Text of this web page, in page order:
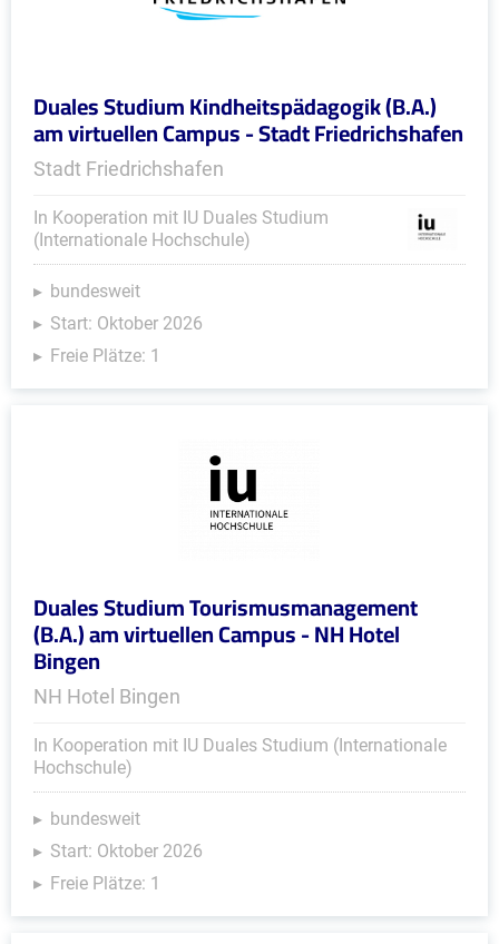
Duales Studium Kindheitspädagogik (B.A.)
am virtuellen Campus - Stadt Friedrichshafen
Stadt Friedrichshafen
In Kooperation mit IU Duales Studium
(Internationale Hochschule)
bundesweit
Start: Oktober 2026
Freie Plätze: 1
Duales Studium Tourismusmanagement
(B.A.) am virtuellen Campus - NH Hotel
Bingen
NH Hotel Bingen
In Kooperation mit IU Duales Studium (Internationale
Hochschule)
bundesweit
Start: Oktober 2026
Freie Plätze: 1